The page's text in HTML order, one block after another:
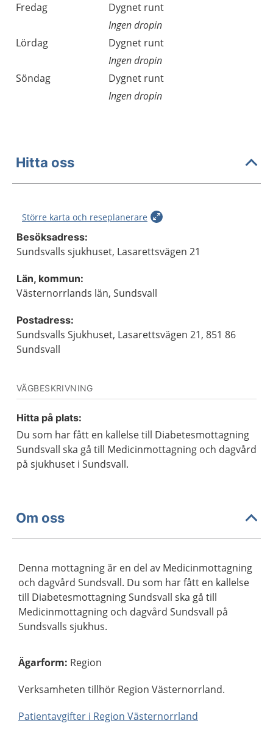
Fredag
Dygnet runt
Ingen dropin
Lördag
Dygnet runt
Ingen dropin
Söndag
Dygnet runt
Ingen dropin
Hitta oss
Större karta och reseplanerare
Besöksadress:
Sundsvalls sjukhuset, Lasarettsvägen 21
Län, kommun:
Västernorrlands län, Sundsvall
Postadress:
Sundsvalls Sjukhuset, Lasarettsvägen 21, 851 86
Sundsvall
VÄGBESKRIVNING
Hitta på plats:
Du som har fått en kallelse till Diabetesmottagning
Sundsvall ska gå till Medicinmottagning och dagvård
på sjukhuset i Sundsvall.
Om oss
Denna mottagning är en del av Medicinmottagning
och dagvård Sundsvall. Du som har fått en kallelse
till Diabetesmottagning Sundsvall ska gå till
Medicinmottagning och dagvård Sundsvall på
Sundsvalls sjukhus.
Ägarform: Region
Verksamheten tillhör Region Västernorrland.
Patientavgifter i Region Västernorrland